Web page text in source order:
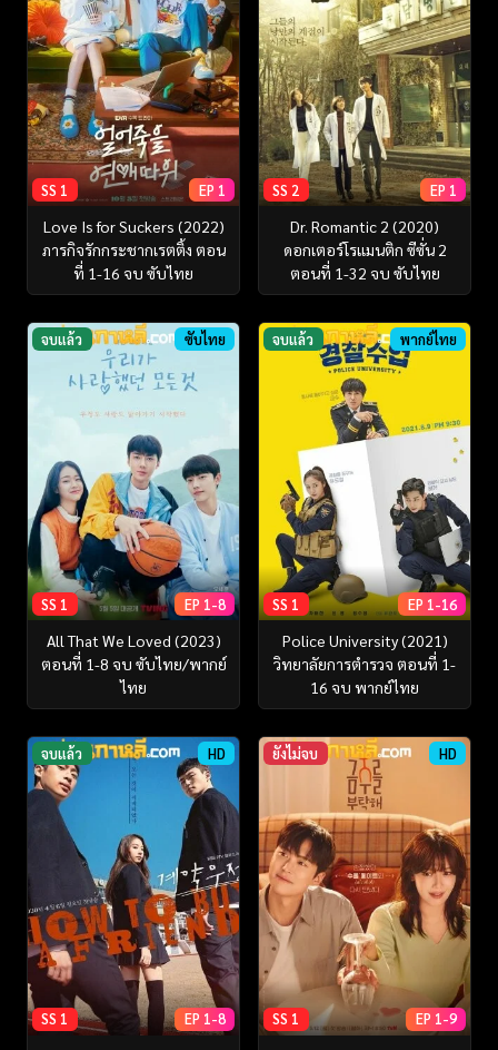
SS 1 EP 1
Love Is for Suckers (2022)
ภารกิจรักกระชากเรตติ้ง ตอน
ที่ 1-16 จบ ซับไทย
SS 2 EP 1
Dr. Romantic 2 (2020)
ดอกเตอร์โรแมนติก ซีซั่น 2
ตอนที่ 1-32 จบ ซับไทย
จบแล้ว ซับไทย
SS 1 EP 1-8
All That We Loved (2023)
ตอนที่ 1-8 จบ ซับไทย/พากย์
ไทย
จบแล้ว พากย์ไทย
SS 1 EP 1-16
Police University (2021)
วิทยาลัยการตำรวจ ตอนที่ 1-
16 จบ พากย์ไทย
จบแล้ว HD
SS 1 EP 1-8
ยังไม่จบ HD
SS 1 EP 1-9